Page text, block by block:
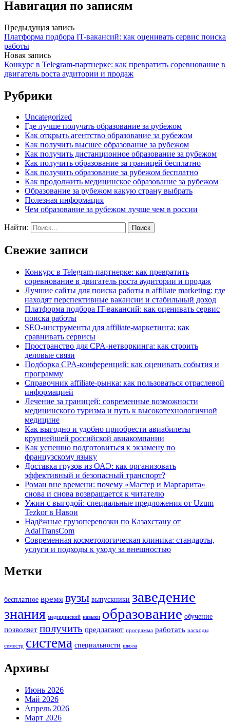
Навигация по записям
Предыдущая запись
Платформа подбора IT-вакансий: как оценивать сервис поиска
работы
Новая запись
Конкурс в Telegram-партнерке: как превратить соревнование в
двигатель роста аудитории и продаж
Рубрики
Uncategorized
Где лучше получать образование за рубежом
Как открыть агентство образование за рубежом
Как получить высшее образование за рубежом
Как получить дистанционное образование за рубежом
Как получить образование за границей бесплатно
Как получить образование за рубежом бесплатно
Как продолжить медицинское образование за рубежом
Образование за рубежом какую страну выбрать
Полезная информация
Чем образование за рубежом лучше чем в россии
Найти:
Свежие записи
Конкурс в Telegram-партнерке: как превратить
соревнование в двигатель роста аудитории и продаж
Лучшие сайты для поиска работы в affiliate marketing: где
находят перспективные вакансии и стабильный доход
Платформа подбора IT-вакансий: как оценивать сервис
поиска работы
SEO-инструменты для affiliate-маркетинга: как
сравнивать сервисы
Пространство для CPA-нетворкинга: как строить
деловые связи
Подборка CPA-конференций: как оценивать события и
программу
Справочник affiliate-рынка: как пользоваться отраслевой
информацией
Лечение за границей: современные возможности
медицинского туризма и путь к высокотехнологичной
медицине
Как выгодно и удобно приобрести авиабилеты
крупнейшей российской авиакомпании
Как успешно подготовиться к экзамену по
французскому языку
Доставка грузов из ОАЭ: как организовать
эффективный и безопасный транспорт?
Роман вне времени: почему «Мастер и Маргарита»
снова и снова возвращается к читателю
Ужин с выгодой: специальные предложения от Uzum
Tezkor в Навои
Надёжные грузоперевозки по Казахстану от
AdalTransCom
Современная косметологическая клиника: стандарты,
услуги и подходы к уходу за внешностью
Метки
бесплатное время вузы выпускники заведение
знания медицинский навыки образование обучение
позволяет получить предлагают программа работать расходы
семестр система специальности школа
Архивы
Июнь 2026
Май 2026
Апрель 2026
Март 2026